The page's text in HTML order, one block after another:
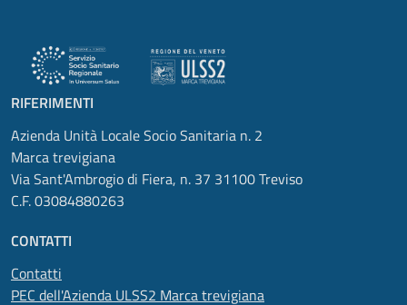
RIFERIMENTI
Azienda Unità Locale Socio Sanitaria n. 2
Marca trevigiana
Via Sant'Ambrogio di Fiera, n. 37 31100 Treviso
C.F. 03084880263
CONTATTI
Contatti
PEC dell'Azienda ULSS2 Marca trevigiana